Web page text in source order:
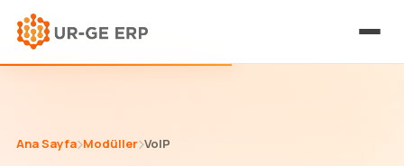
Ana Sayfa Modüller VoIP